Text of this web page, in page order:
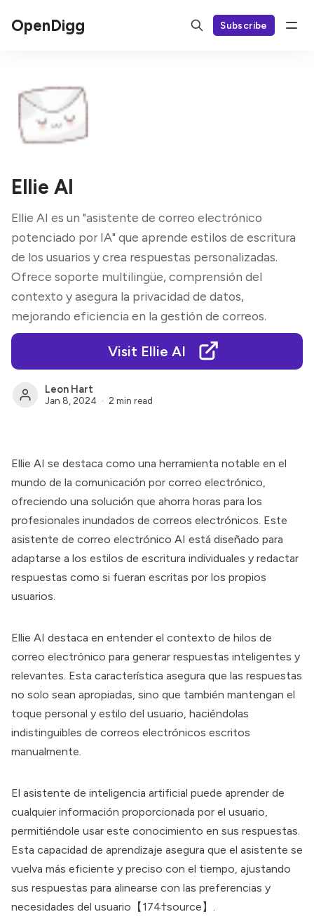
OpenDigg Subscribe
Ellie AI
Ellie AI es un "asistente de correo electrónico
potenciado por IA" que aprende estilos de escritura
de los usuarios y crea respuestas personalizadas.
Ofrece soporte multilingüe, comprensión del
contexto y asegura la privacidad de datos,
mejorando eficiencia en la gestión de correos.
Visit Ellie AI
Leon Hart
Jan 8, 2024 2 min read
Ellie AI se destaca como una herramienta notable en el
mundo de la comunicación por correo electrónico,
ofreciendo una solución que ahorra horas para los
profesionales inundados de correos electrónicos. Este
asistente de correo electrónico AI está diseñado para
adaptarse a los estilos de escritura individuales y redactar
respuestas como si fueran escritas por los propios
usuarios.
Ellie AI destaca en entender el contexto de hilos de
correo electrónico para generar respuestas inteligentes y
relevantes. Esta característica asegura que las respuestas
no solo sean apropiadas, sino que también mantengan el
toque personal y estilo del usuario, haciéndolas
indistinguibles de correos electrónicos escritos
manualmente.
El asistente de inteligencia artificial puede aprender de
cualquier información proporcionada por el usuario,
permitiéndole usar este conocimiento en sus respuestas.
Esta capacidad de aprendizaje asegura que el asistente se
vuelva más eficiente y preciso con el tiempo, ajustando
sus respuestas para alinearse con las preferencias y
necesidades del usuario【174†source】.